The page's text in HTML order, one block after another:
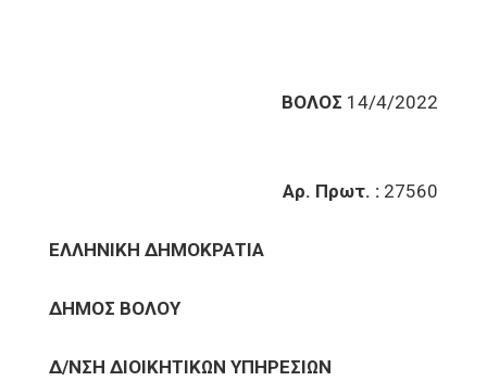
ΒΟΛΟΣ 14/4/2022
Αρ. Πρωτ. : 27560
ΕΛΛΗΝΙΚΗ ΔΗΜΟΚΡΑΤΙΑ
ΔΗΜΟΣ ΒΟΛΟΥ
Δ/ΝΣΗ ΔΙΟΙΚΗΤΙΚΩΝ ΥΠΗΡΕΣΙΩΝ